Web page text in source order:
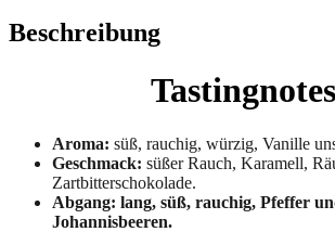
Beschreibung
Tastingnotes
Aroma: süß, rauchig, würzig, Vanille
Geschmack: süßer Rauch, Karamell,
Zartbitterschokolade.
Abgang: lang, süß, rauchig, Pfeffer
Johannisbeeren.